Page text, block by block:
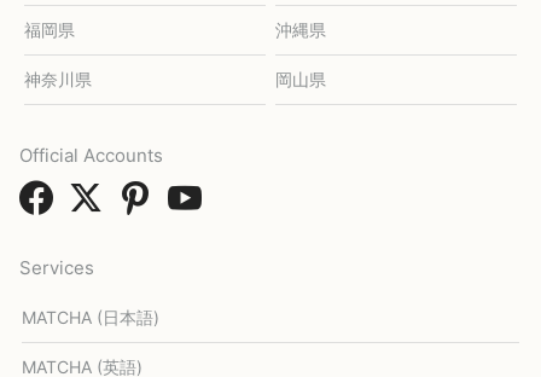
福岡県 沖縄県
神奈川県 岡山県
Services
MATCHA (日本語)
MATCHA (英語)
Official Accounts